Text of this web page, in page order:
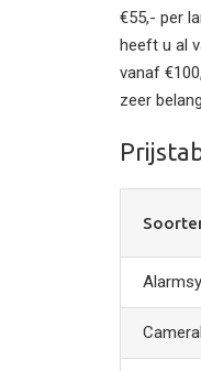
€55,- per
heeft u al
vanaf
zeer